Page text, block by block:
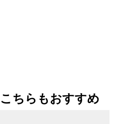
こちらもおすすめ